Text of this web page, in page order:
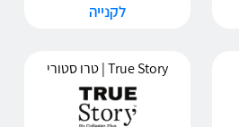
לקנייה
True Story | טרו סטורי